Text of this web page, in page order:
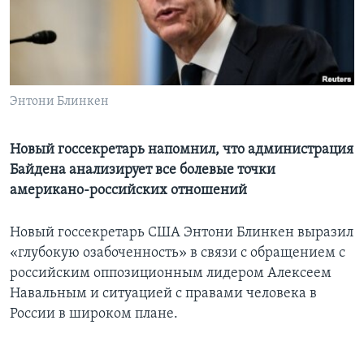
Learning English
Языки
Энтони Блинкен
Новый госсекретарь напомнил, что администрация
Байдена анализирует все болевые точки
американо-российских отношений
Новый госсекретарь США Энтони Блинкен выразил
«глубокую озабоченность» в связи с обращением с
российским оппозиционным лидером Алексеем
Навальным и ситуацией с правами человека в
России в широком плане.